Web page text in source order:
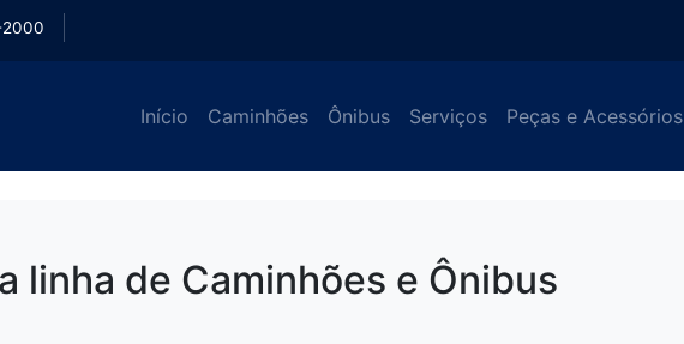
Início Caminhões Ônibus Serviços Peças e Acessórios
linha de Caminhões e Ônibus